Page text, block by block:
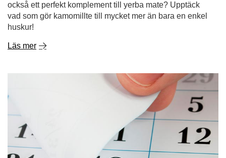
också ett perfekt komplement till yerba mate? Upptäck
vad som gör kamomillte till mycket mer än bara en enkel
huskur!
Läs mer